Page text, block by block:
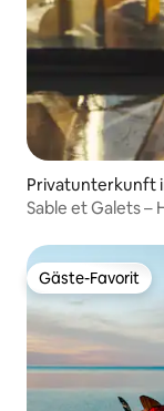
Privatunterkunft
Sable et Galets –
Gäste-Favorit
Gäste-Favorit